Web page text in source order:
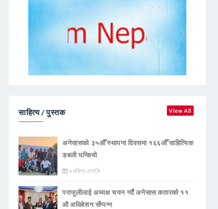
साहित्य / पुस्तक View All
अनेसासको ३५औँ स्थापना दिवसमा १६६औँ साहित्यिक
डबली घन्कियाे
७ महिना अगाडि
पराजुलीलाई अध्यक्ष चयन गर्दै अनेसास कतारको ११
औ अधिबेशन सँम्पन्न